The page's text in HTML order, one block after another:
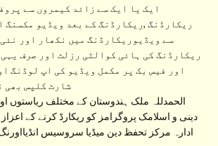
ایک یا ایک سے زائد کیمروں سے
ریکارڈنگ ,ریکارڈنگ کے بعد ویڈیو مکسنگ
سے ویڈیوریکارڈنگ میں نکھار اور
ریکارڈنگ کی ہائی کوالٹی رزلٹ اور صرف
اور فیس بک پر مکمل ویڈیو کی اپ لوڈنگ
شارٹ کلپس بھی
الحمدللہ ملک ہندوستان کے مختلف ریاستوں
دینی و اسلامک پروگرامز کو ریکارڈ کرنے کے
ادارہ مرکز تحفظ دین میڈیا سروسیس انڈیااورنگ